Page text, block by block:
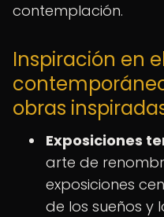
contemplación.
Inspiración en
obras
Exposiciones
arte de
exposiciones
de los sueños y